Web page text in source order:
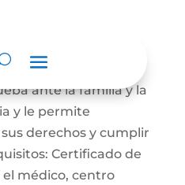
mediante
ante la familia y la
y le permite
derechos y cumplir
Certificado de
médico, centro